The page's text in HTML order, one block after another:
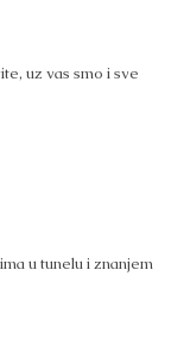
uz vas smo i sve
u tunelu i znanjem